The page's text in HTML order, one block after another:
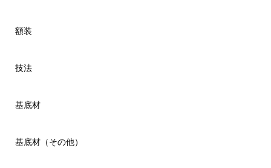
額装
技法
基底材
基底材（その他）